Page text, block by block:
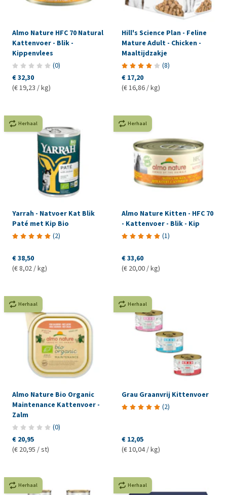
Almo Nature HFC 70 Natural
Kattenvoer - Blik -
Kippenvlees
(0)
€ 32,30
(€ 19,23 / kg)
Hill's Science Plan - Feline
Mature Adult - Chicken -
Maaltijdzakje
(8)
€ 17,20
(€ 16,86 / kg)
Herhaal
Yarrah - Natvoer Kat Blik
Paté met Kip Bio
(2)
€ 38,50
(€ 8,02 / kg)
Herhaal
Almo Nature Kitten - HFC 70
- Kattenvoer - Blik - Kip
(1)
€ 33,60
(€ 20,00 / kg)
Herhaal
Almo Nature Bio Organic
Maintenance Kattenvoer -
Zalm
(0)
€ 20,95
(€ 20,95 / st)
Herhaal
Grau Graanvrij Kittenvoer
(2)
€ 12,05
(€ 10,04 / kg)
Herhaal Herhaal